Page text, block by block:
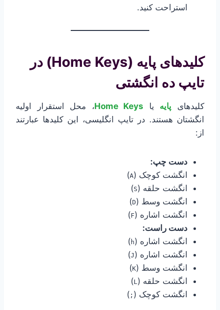
استراحت کنید.
کلیدهای پایه (Home Keys) در
تایپ ده انگشتی
کلیدهای پایه یا Home Keys، محل استقرار اولیه
انگشتان هستند. در تایپ انگلیسی، این کلیدها عبارتند
از:
دست چپ:
انگشت کوچک (A
)
انگشت حلقه (S
)
انگشت وسط (D
)
انگشت اشاره (F
)
دست راست:
انگشت اشاره (h
)
انگشت اشاره ( J
)
انگشت وسط (K
)
انگشت حلقه (L
)
انگشت کوچک ( ;
)